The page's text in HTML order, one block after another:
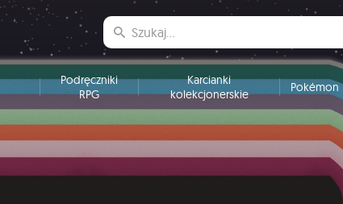
Podręczniki
RPG
Karcianki
kolekcjonerskie
Pokémon